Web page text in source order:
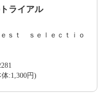
ライアル
ｓｔ ｓｅｌｅｃｔｉｏ
:1,300円)